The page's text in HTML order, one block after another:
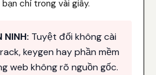
chỉ trong vài giây.
NINH: Tuyệt đối không cài
keygen hay phần mềm
web không rõ nguồn gốc.